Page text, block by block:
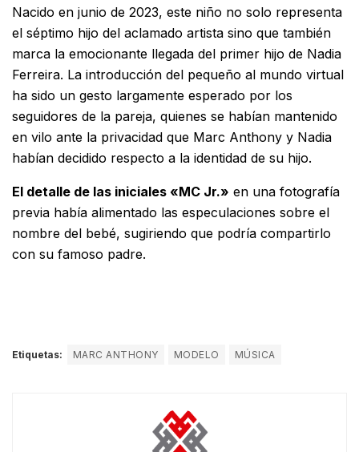
Nacido en junio de 2023, este niño no solo representa
el séptimo hijo del aclamado artista sino que también
marca la emocionante llegada del primer hijo de Nadia
Ferreira. La introducción del pequeño al mundo virtual
ha sido un gesto largamente esperado por los
seguidores de la pareja, quienes se habían mantenido
en vilo ante la privacidad que Marc Anthony y Nadia
habían decidido respecto a la identidad de su hijo.
El detalle de las iniciales «MC Jr.» en una fotografía
previa había alimentado las especulaciones sobre el
nombre del bebé, sugiriendo que podría compartirlo
con su famoso padre.
Etiquetas: MARC ANTHONY MODELO MÚSICA